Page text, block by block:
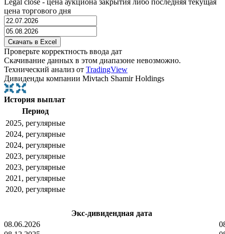
цена торгового дня
Проверьте корректность ввода дат
Скачивание данных в этом диапазоне невозможно.
Технический анализ от TradingView
Дивиденды компании Mivtach Shamir Holdings
История выплат
Период
2025, регулярные
2024, регулярные
2024, регулярные
2023, регулярные
2023, регулярные
2021, регулярные
2020, регулярные
Экс-дивидендная дата
08.06.2026